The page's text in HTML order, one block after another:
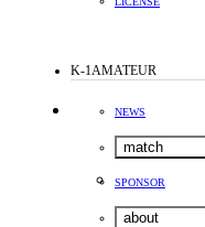
K-1AMATEUR
NEWS
match
SPONSOR
about